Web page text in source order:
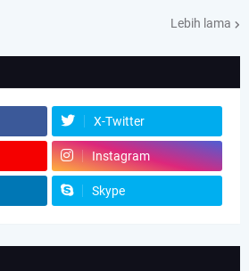
Lebih lama
X-Twitter
Instagram
Skype